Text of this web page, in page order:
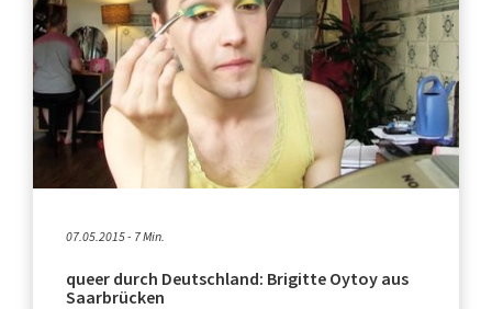
07.05.2015 - 7 Min.
queer durch Deutschland: Brigitte Oytoy aus
Saarbrücken